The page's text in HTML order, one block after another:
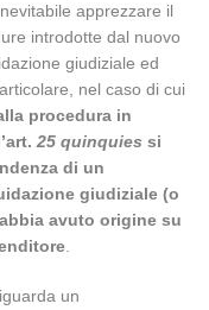
apprezzare il
introdotte dal nuovo
giudiziale ed
nel caso di cui
procedura in
25 quinquies si
di un
giudiziale (o
avuto origine su
un